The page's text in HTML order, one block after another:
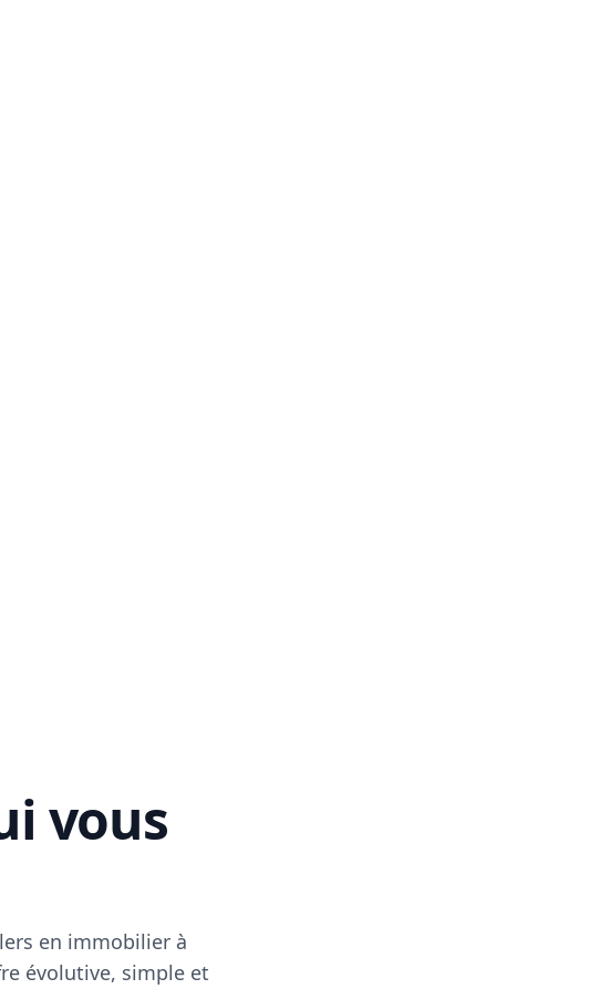
vous
en immobilier à
évolutive, simple et